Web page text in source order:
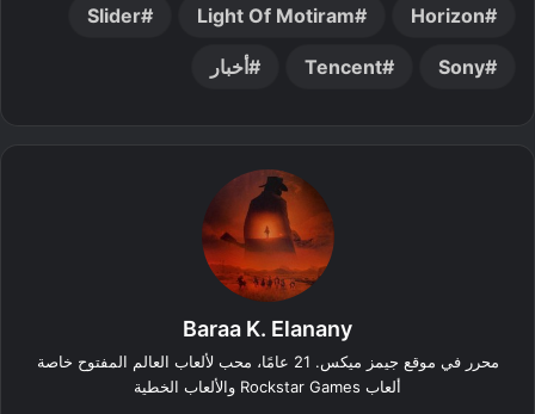
Horizon
Light Of Motiram
Slider
Sony
Tencent أخبار
Baraa K. Elanany
محرر في موقع جيمز ميكس. 21 عامًا، محب لألعاب العالم المفتوح خاصة
ألعاب Rockstar Games والألعاب الخطية